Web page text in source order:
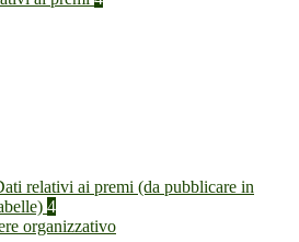
relativi ai premi (da pubblicare in
4
organizzativo